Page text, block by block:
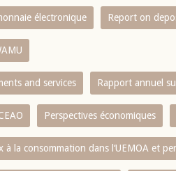
électronique Report on
and services Rapport annuel
Perspectives économiques
la consommation dans l‘UEMOA et